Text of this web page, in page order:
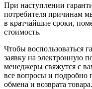
При наступлении
потребителя причинам
в кратчайшие сроки,
стоимость.
Чтобы воспользоваться
заявку на электронную
менеджеры свяжутся с
все вопросы и подробно
обмена и возврата товара.